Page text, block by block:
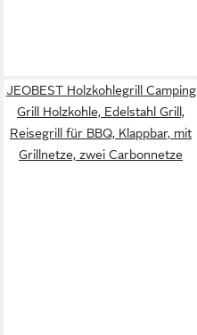
JEOBEST Holzkohlegrill Camping
Grill Holzkohle, Edelstahl Grill,
Reisegrill für BBQ, Klappbar, mit
Grillnetze, zwei Carbonnetze